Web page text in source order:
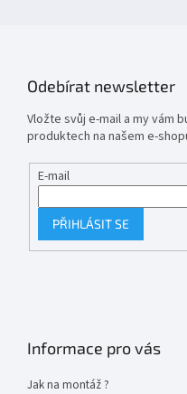
Odebírat newsletter
Vložte svůj e-mail a my vám
produktech na našem e-
E-mail
PŘIHLÁSIT SE
Informace pro vás
Jak na montáž ?